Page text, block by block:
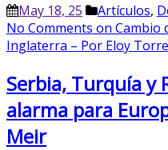
May 18, 25 Artículos,
No Comments on Cambio
Inglaterra – Por Eloy
Serbia, Turquía y
alarma para
Meir